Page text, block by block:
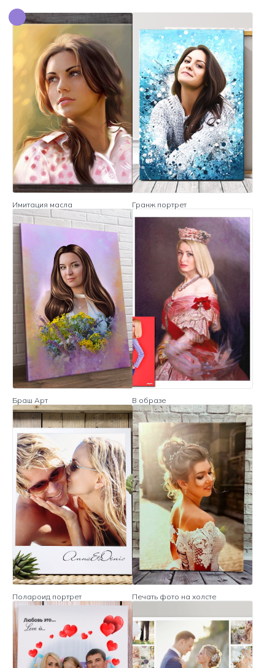
Имитация масла Гранж портрет
Браш Арт В образе
Полароид портрет Печать фото на холсте